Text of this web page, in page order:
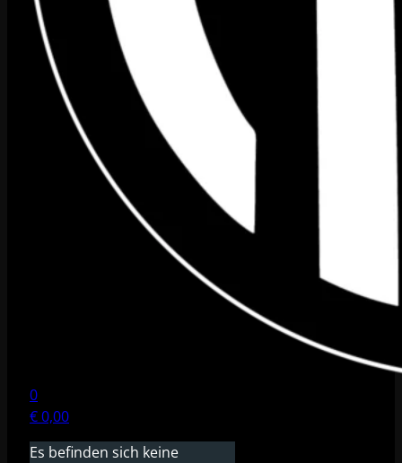
0
€0,00
Es befinden sich keine